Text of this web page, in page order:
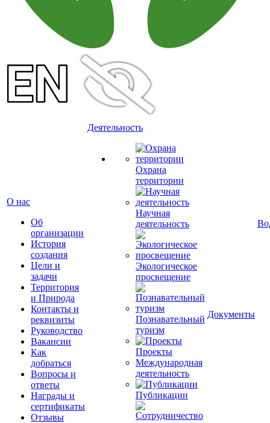
О нас
Об
организации
История
создания
Цели и
задачи
Территория
и Природа
Контакты и
реквизиты
Руководство
Вакансии
Как
добраться
Вопросы и
ответы
Награды и
сертификаты
Отзывы
Деятельность
Охрана
территории
Научная
деятельность
Экологическое
просвещение
Познавательный
туризм
Проекты
Международная
деятельность
Публикации
Документы